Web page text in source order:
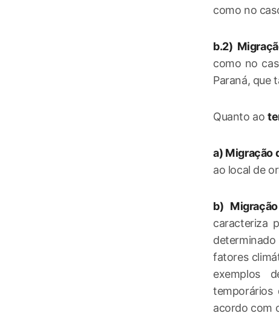
como no
b.2)
como no
Paraná, que
Quanto ao
a) Migração
ao local de
b)
caracteriza
determinado
fatores
exemplos
temporários
acordo com